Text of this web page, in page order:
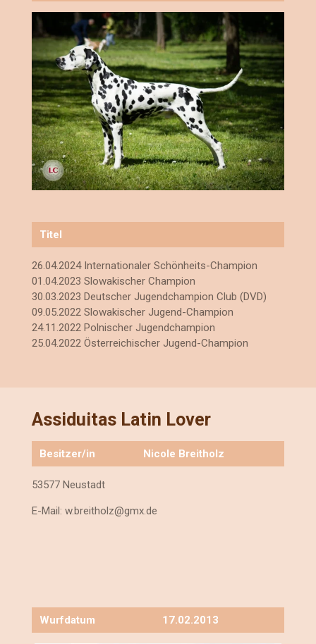
Titel
26.04.2024 Internationaler Schönheits-Champion
01.04.2023 Slowakischer Champion
30.03.2023 Deutscher Jugendchampion Club (DVD)
09.05.2022 Slowakischer Jugend-Champion
24.11.2022 Polnischer Jugendchampion
25.04.2022 Österreichischer Jugend-Champion
Assiduitas Latin Lover
Besitzer/in Nicole Breitholz
53577 Neustadt
E-Mail: w.breitholz@gmx.de
Wurfdatum 17.02.2013